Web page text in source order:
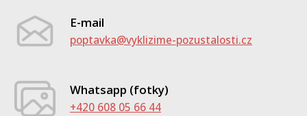
E-mail
poptavka@vyklizime-pozustalosti.cz
Whatsapp (fotky)
+420 608 05 66 44